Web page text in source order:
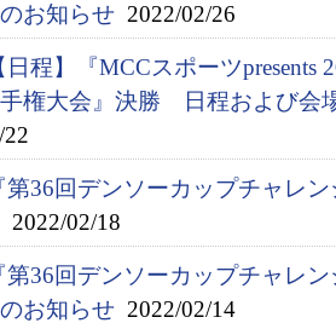
お知らせ 2022/02/26
日程】『MCCスポーツ
権大会』決勝 日程および会
第36回デンソーカップチャレ
2022/02/18
第36回デンソーカップチャレ
お知らせ 2022/02/14